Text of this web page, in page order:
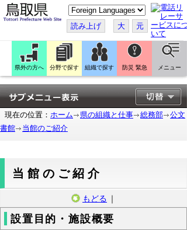
こ
の
ペ
ー
ジ
翻
訳
す
る
読み上げ 大 元
県外の方へ 分野で探す 組織で探す 防災 緊急 メニュー
現在の位置： ホーム 県の組織と仕事 総務部
公文
書館
当館のご紹介
当館のご紹介
もどる ｜
設置目的・施設概要